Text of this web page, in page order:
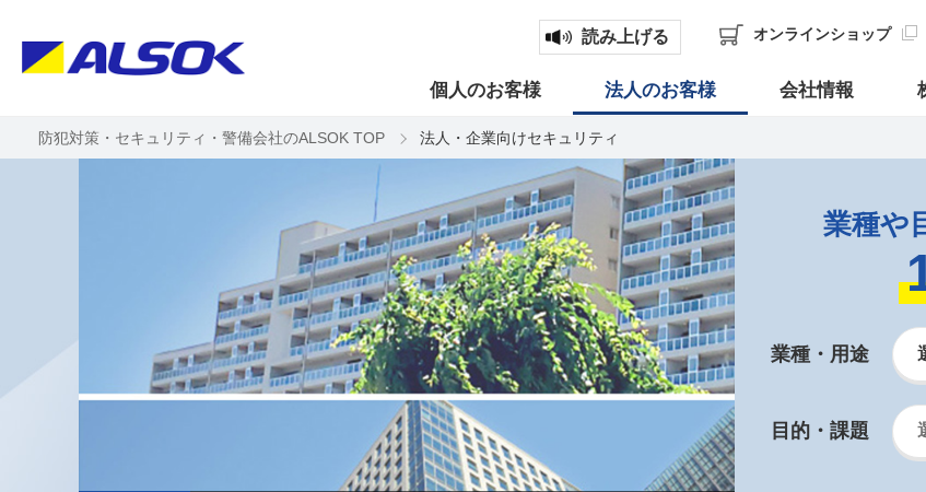
読み上げる オンラインショップ
個人のお客様 法人のお客様 会社情報
防犯対策・セキュリティ・警備会社のALSOK TOP 法人・企業向けセキュリティ
業種や
業種・用途
目的・課題